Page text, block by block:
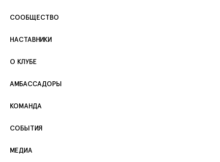
СООБЩЕСТВО
НАСТАВНИКИ
О КЛУБЕ
АМБАССАДОРЫ
КОМАНДА
СОБЫТИЯ
МЕДИА